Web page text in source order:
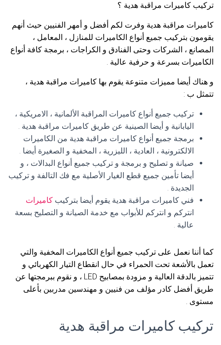
تركيب كاميرات مراقبة هدية ؟
كاميرات مراقبة هدية وفرت لكم أفضل و أمهر الفنيين حيث أنهم
يقومون بتركيب جميع أنواع الكاميرات للمنازل ، المعامل ،
المصانع ، الشركات وحتى الفنادق و الكراجات ، برمجة كافة أنواع
الكاميرات بسرعة و حرفية عالية .
و هناك أيضا مميزات متنوعة يقوم بها كاميرات مراقبة هدية ،
تتمثل ب :
تركيب جميع أنواع كاميرات المراقبة الألمانية ، الامريكية ،
اليابانية و أيضا الصينية عن طريق كاميرات مراقبة هدية .
برمجة جميع أنواع كاميرات مراقبة هدية من الكاميرات
الالكترونية ، العادية ، الليزرية ، المخفية و الصغيرة أيضا .
صيانة و تصليح و برمجة و تركيب جميع أنواع البدالات ، و
أيضا تأمين جميع قطع الغيار الأصلية مع فك التالفة و تركيب
الجديدة .
فني كاميرات مراقبة هدية يقوم أيضا بتركيب كاميرات
انتركم و انتركم للأبواب مع خدمة الصيانة و التصليح بسعة
عالية .
كما أننا نعمل على تركيب جميع أنواع الكاميرات المخفية والتي
تعمل بالأشعة تحت الحمراء في حال انقطاع التيار الكهربائي و
تتميز بالدقة العالية و مزودة بمصابيح LED ، و نقوم ببرمجتها عن
طريق أفضل كادر مؤلف من فنيين و مهندسين مدربين بأعلى
مستوى .
تركيب كاميرات مراقبة هدية